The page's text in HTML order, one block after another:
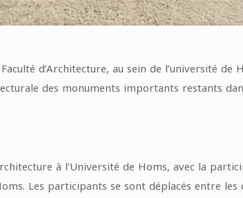
d’Architecture, au sein de l’université
des monuments importants restants
à l’Université de Homs, avec la
Les participants se sont déplacés entre